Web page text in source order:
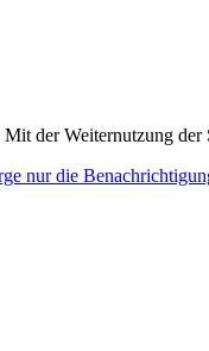
der Weiternutzung
nur die